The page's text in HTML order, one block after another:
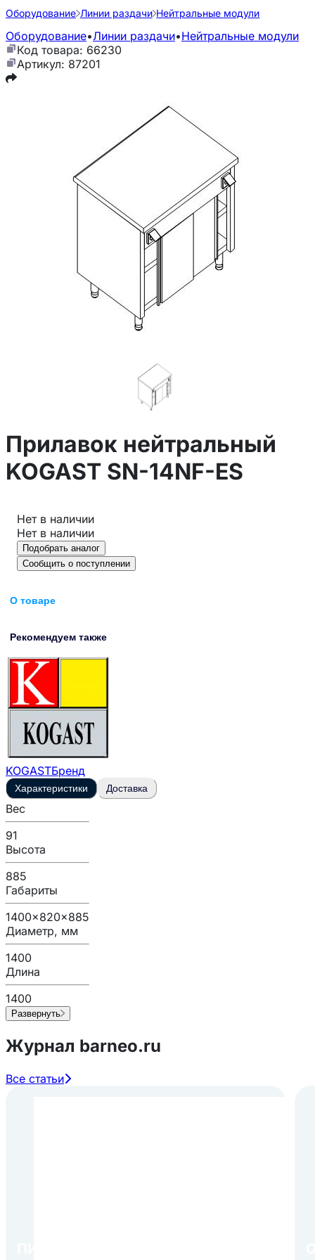
Оборудование Линии раздачи Нейтральные модули
Оборудование•Линии раздачи•Нейтральные модули
Код товара: 66230
Артикул: 87201
Прилавок нейтральный
KOGAST SN-14NF-ES
Нет в наличии
Нет в наличии
Подобрать аналог
Сообщить о поступлении
О товаре
Рекомендуем также
KOGASTБренд
Характеристики Доставка
Вес
91
Высота
885
Габариты
1400x820x885
Диаметр, мм
1400
Длина
1400
Развернуть
Журнал barneo.ru
Все статьи